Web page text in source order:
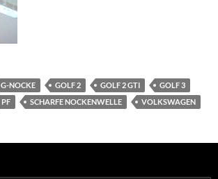
G-NOCKE GOLF 2 GOLF 2 GTI
GOLF 3
PF SCHARFE NOCKENWELLE VOLKSWAGEN